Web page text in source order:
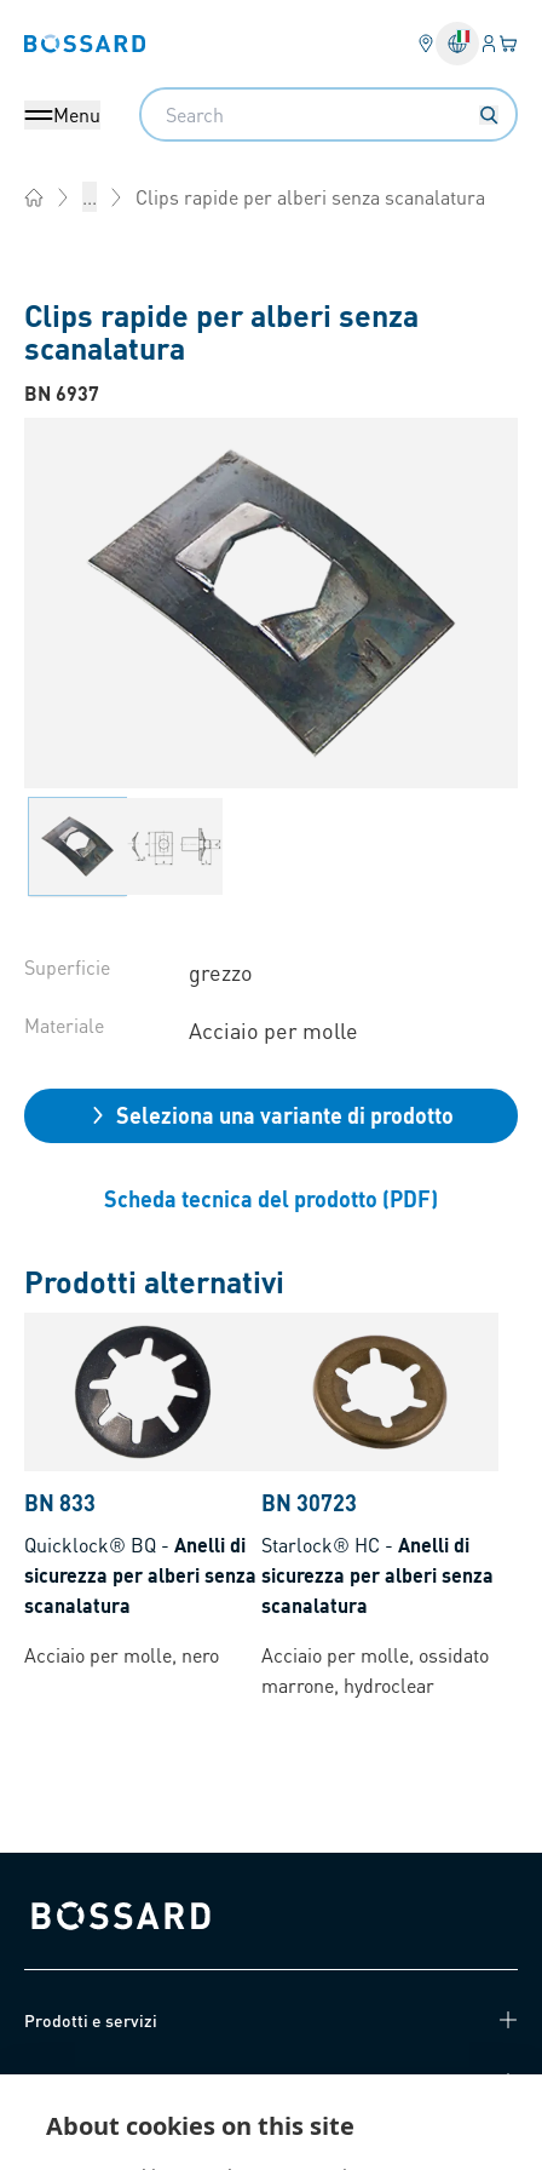
About cookies on this site
Bossard homepage Login
Il
Menu
Search
... Clips rapide per alberi senza scanalatura
Clips rapide per alberi senza
scanalatura
BN 6937
Superficie grezzo
Materiale Acciaio per molle
Seleziona una variante di prodotto
Scheda tecnica del prodotto (PDF)
Prodotti alternativi
BN 833
Quicklock® BQ - Anelli di
sicurezza per alberi senza
scanalatura
Acciaio per molle, nero
BN 30723
Starlock® HC - Anelli di
sicurezza per alberi senza
scanalatura
Acciaio per molle, ossidato
marrone, hydroclear
Bossard homepage
Prodotti e servizi
Knowledge Hub